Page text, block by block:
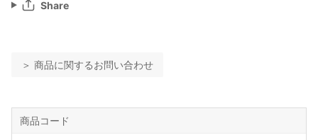
Share
＞ 商品に関するお問い合わせ
商品コード